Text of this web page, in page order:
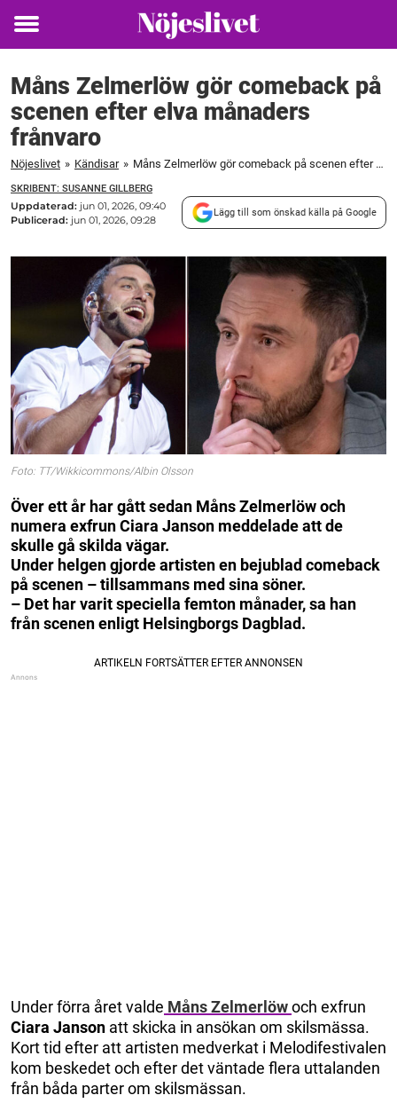
Toggle
Måns Zelmerlöw gör comeback på
scenen efter elva månaders
frånvaro
Nöjeslivet » Kändisar » Måns Zelmerlöw gör comeback på scenen efter elva månaders frånvaro
SKRIBENT: SUSANNE GILLBERG
Uppdaterad: jun 01, 2026, 09:40
Publicerad: jun 01, 2026, 09:28
Lägg till som önskad källa på Google
Foto: TT/Wikkicommons/Albin Olsson
Över ett år har gått sedan Måns Zelmerlöw och
numera exfrun Ciara Janson meddelade att de
skulle gå skilda vägar.
Under helgen gjorde artisten en bejublad comeback
på scenen – tillsammans med sina söner.
– Det har varit speciella femton månader, sa han
från scenen enligt Helsingborgs Dagblad.
Under förra året valde Måns Zelmerlöwoch exfrun
Ciara Janson att skicka in ansökan om skilsmässa.
Kort tid efter att artisten medverkat i Melodifestivalen
kom beskedet och efter det väntade flera uttalanden
från båda parter om skilsmässan.